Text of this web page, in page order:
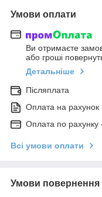
Умови оплати
Ви отримаєте
або гроші
Детальніше
Післяплата
Оплата на рахунок
Оплата по
Всі умови оплати
Умови повернення